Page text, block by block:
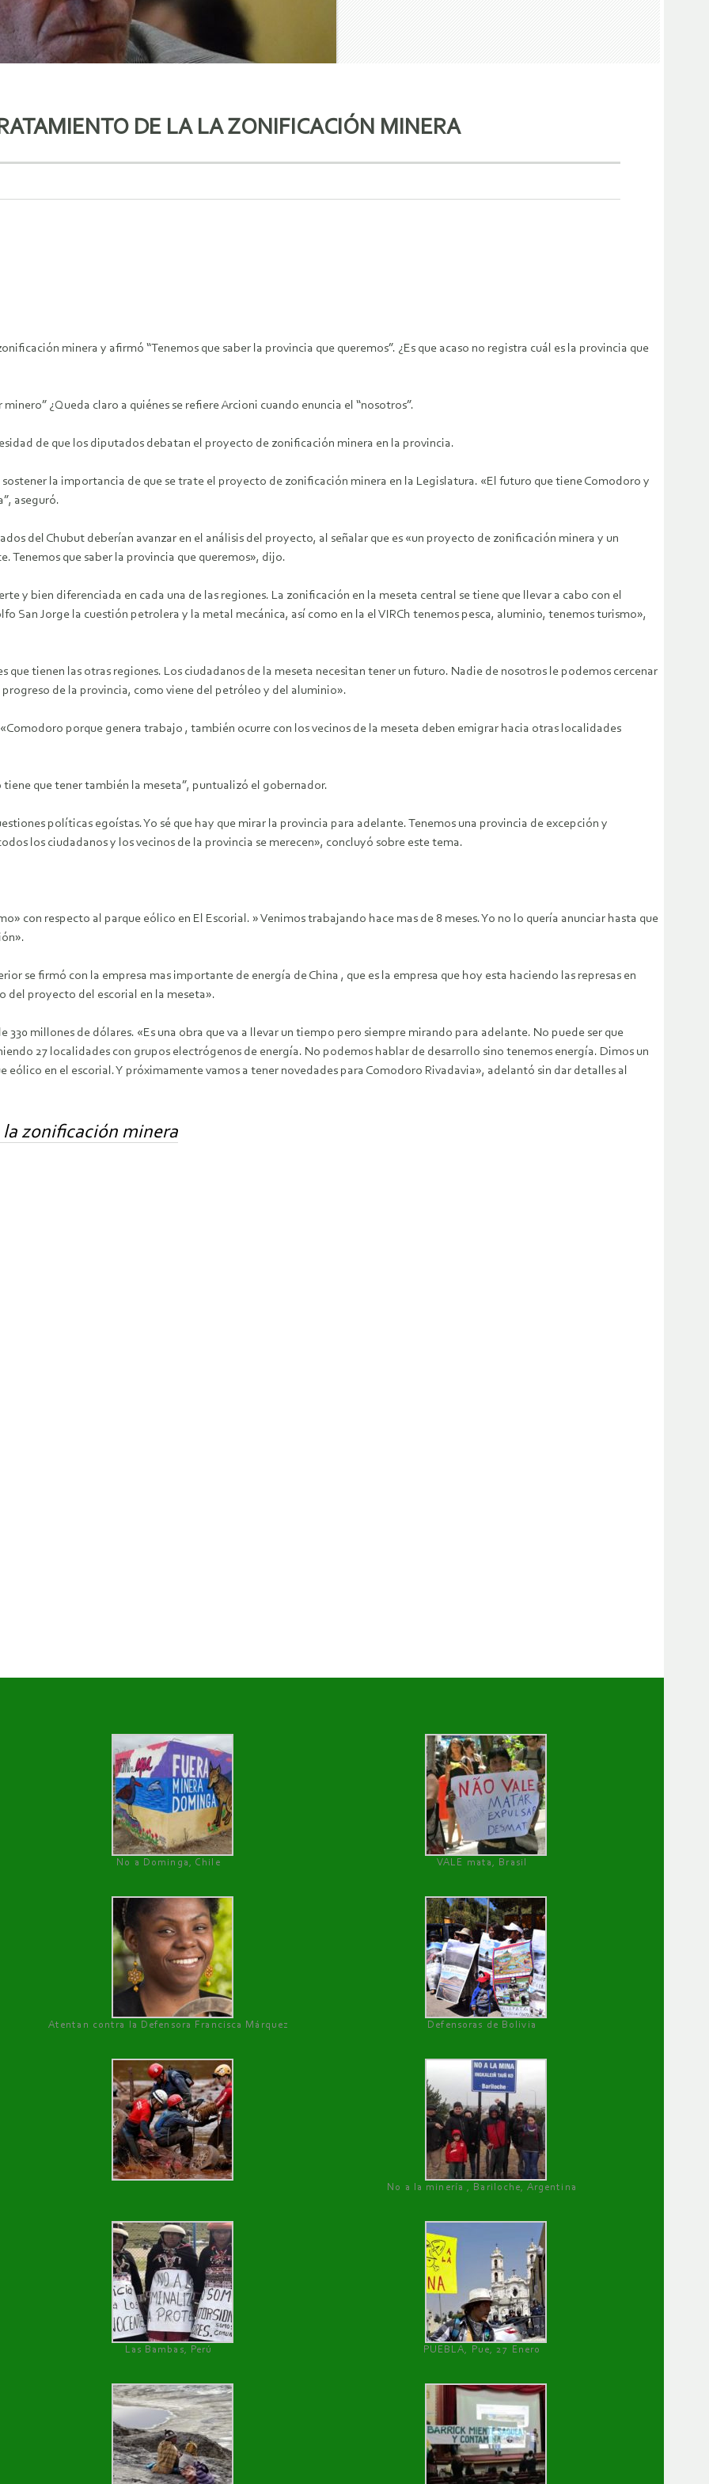
DE LA LA ZONIFICACIÓN MINERA
minera y afirmó “Tenemos que saber la provincia que queremos”. ¿Es que acaso no registra cuál es la provincia que
¿Queda claro a quiénes se refiere Arcioni cuando enuncia el “nosotros”.
de que los diputados debatan el proyecto de zonificación minera en la provincia.
la importancia de que se trate el proyecto de zonificación minera en la Legislatura. «El futuro que tiene Comodoro y
aseguró.
del Chubut deberían avanzar en el análisis del proyecto, al señalar que es «un proyecto de zonificación minera y un
que saber la provincia que queremos», dijo.
y bien diferenciada en cada una de las regiones. La zonificación en la meseta central se tiene que llevar a cabo con el
San Jorge la cuestión petrolera y la metal mecánica, así como en la el VIRCh tenemos pesca, aluminio, tenemos turismo»,
tienen las otras regiones. Los ciudadanos de la meseta necesitan tener un futuro. Nadie de nosotros le podemos cercenar
progreso de la provincia, como viene del petróleo y del aluminio».
porque genera trabajo , también ocurre con los vecinos de la meseta deben emigrar hacia otras localidades
que tener también la meseta”, puntualizó el gobernador.
políticas egoístas. Yo sé que hay que mirar la provincia para adelante. Tenemos una provincia de excepción y
los ciudadanos y los vecinos de la provincia se merecen», concluyó sobre este tema.
con respecto al parque eólico en El Escorial. » Venimos trabajando hace mas de 8 meses. Yo no lo quería anunciar hasta que
se firmó con la empresa mas importante de energía de China , que es la empresa que hoy esta haciendo las represas en
del proyecto del escorial en la meseta».
330 millones de dólares. «Es una obra que va a llevar un tiempo pero siempre mirando para adelante. No puede ser que
27 localidades con grupos electrógenos de energía. No podemos hablar de desarrollo sino tenemos energía. Dimos un
en el escorial. Y próximamente vamos a tener novedades para Comodoro Rivadavia», adelantó sin dar detalles al
zonificación minera
No a Dominga, Chile
VALE mata, Brasil
Atentan contra la Defensora Francisca Márquez Defensoras de Bolivia
No a la minería , Bariloche, Argentina
Las Bambas, Perú PUEBLA, Pue, 27 Enero